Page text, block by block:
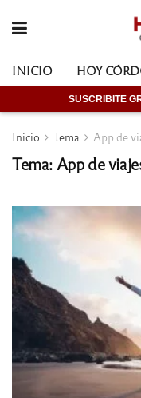
INICIO HOY
SUSCRIBITE
Inicio Tema App de
Tema: App de